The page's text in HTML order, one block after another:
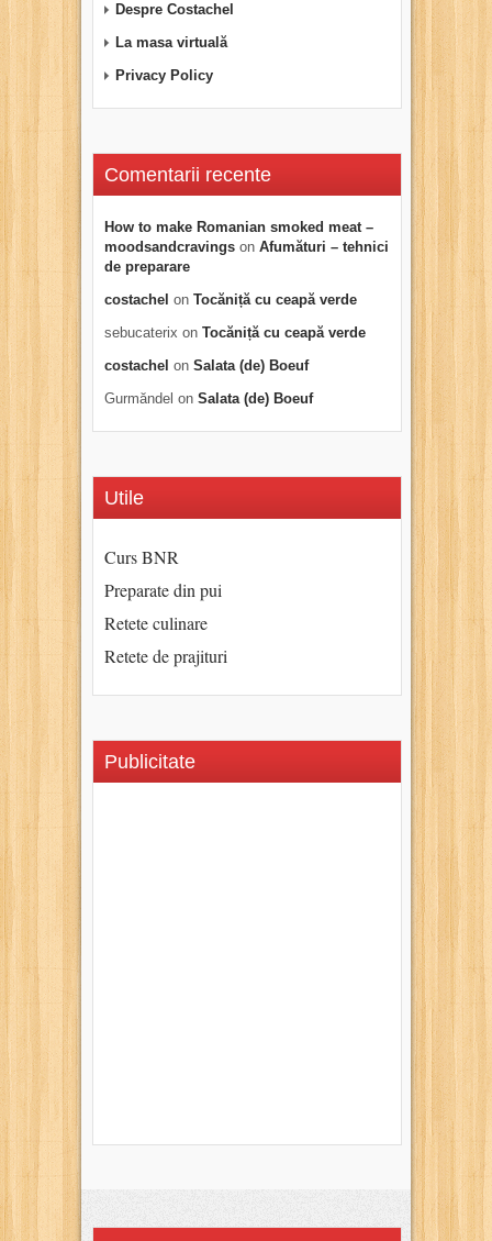
Despre Costachel
La masa virtuală
Privacy Policy
Comentarii recente
How to make Romanian smoked meat –
moodsandcravings on Afumături – tehnici
de preparare
costachel on Tocăniță cu ceapă verde
sebucaterix on Tocăniță cu ceapă verde
costachel on Salata (de) Boeuf
Gurmăndel on Salata (de) Boeuf
Utile
Curs BNR
Preparate din pui
Retete culinare
Retete de prajituri
Publicitate